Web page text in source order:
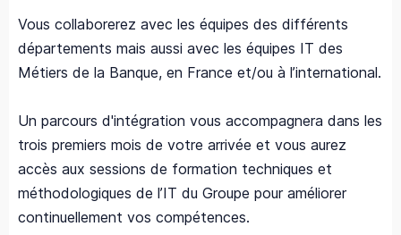
Vous collaborerez avec les équipes des différents
départements mais aussi avec les équipes IT des
Métiers de la Banque, en France et/ou à l’international.
Un parcours d'intégration vous accompagnera dans les
trois premiers mois de votre arrivée et vous aurez
accès aux sessions de formation techniques et
méthodologiques de l’IT du Groupe pour améliorer
continuellement vos compétences.